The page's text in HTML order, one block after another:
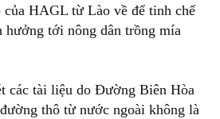
của HAGL từ Lào về để tinh chế
hưởng tới nông dân trồng mía
các tài liệu do Đường Biên Hòa
thô từ nước ngoài không là